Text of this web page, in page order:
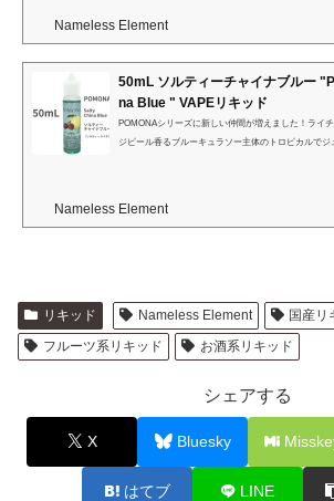
Nameless Element
50mL ソルティーチャイナブルー
na Blue " VAPEリキッド
POMONAシリーズに新しい仲間が増えました！ライ
ジピール香るブルーキュラソー主体のトロピカルでジ
Nameless Element
リキッド Nameless Element
国産リ
フルーツ系リキッド
お酒系リキッド
シェアする
X Bluesky
はてブ LINE